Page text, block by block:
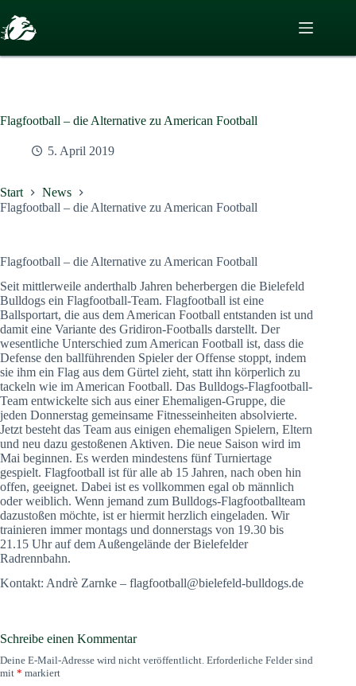
Inhalt
springen
Flagfootball – die Alternative zu American Football
5. April 2019
Start
News
Flagfootball – die Alternative zu American Football
Flagfootball – die Alternative zu American Football
Seit mittlerweile anderthalb Jahren beherbergen die Bielefeld
Bulldogs ein Flagfootball-Team. Flagfootball ist eine
Ballsportart, die aus dem American Football entstanden ist und
damit eine Variante des Gridiron-Footballs darstellt. Der
wesentliche Unterschied zum American Football ist, dass die
Defense den ballführenden Spieler der Offense stoppt, indem
sie ihm ein Flag aus dem Gürtel zieht, statt ihn körperlich zu
tackeln wie im American Football. Das Bulldogs-Flagfootball-
Team entwickelte sich aus einer Ehemaligen-Gruppe, die
jeden Donnerstag gemeinsame Fitnesseinheiten absolvierte.
Jetzt besteht das Team aus einigen ehemaligen Spielern, Eltern
und neu dazu gestoßenen Aktiven. Die neue Saison wird im
Mai beginnen. Es werden mindestens fünf Turniertage
gespielt. Flagfootball ist für alle ab 15 Jahren, nach oben hin
offen, geeignet. Dabei ist es vollkommen egal ob männlich
oder weiblich. Wenn jemand zum Bulldogs-Flagfootballteam
dazustoßen möchte, ist er hiermit herzlich eingeladen. Wir
trainieren immer montags und donnerstags von 19.30 bis
21.15 Uhr auf dem Außengelände der Bielefelder
Radrennbahn.
Kontakt: Andrè Zarnke – flagfootball@bielefeld-bulldogs.de
Schreibe einen Kommentar
Deine E-Mail-Adresse wird nicht veröffentlicht. Erforderliche Felder sind
mit * markiert